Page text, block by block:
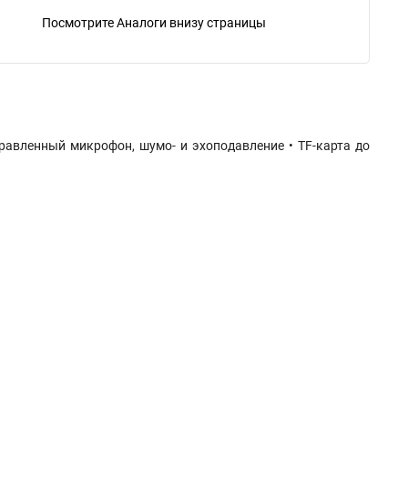
Посмотрите Аналоги внизу страницы
микрофон, шумо- и эхоподавление • TF-карта до